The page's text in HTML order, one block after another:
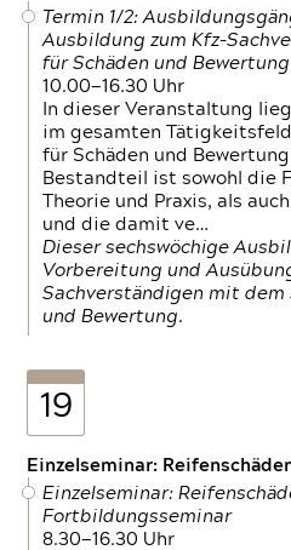
Termin 1/2:
Ausbildung zum Kfz-
für Schäden und Bewertung
10.00—16.30 Uhr
In dieser Veranstaltung
im gesamten
für Schäden und
Bestandteil ist sowohl die
Theorie und Praxis, als
und die damit ve…
Dieser sechswöchige
Vorbereitung und
Sachverständigen mit dem
und Bewertung.
19
Einzelseminar:
Einzelseminar:
Fortbildungsseminar
8.30—16.30 Uhr